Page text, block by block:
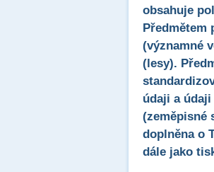
obsahuje
Předmětem
(významné
(lesy).
údaji a
(zeměpisné
doplněna o
dále jako